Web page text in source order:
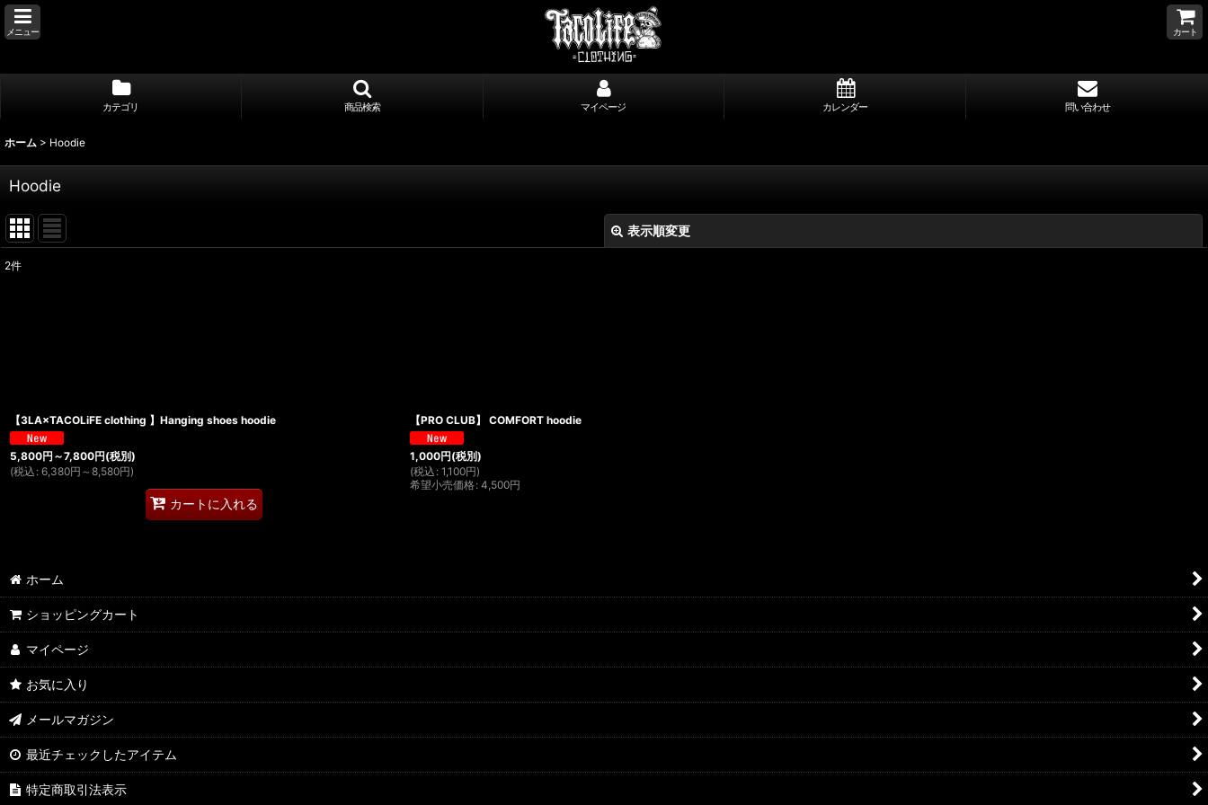
メニュー カート
カテゴリ 商品検索 マイページ カレンダー 問い合わせ
ホーム > Hoodie
Hoodie
表示順変更
2件
【3LA×TACOLiFE clothing 】Hanging shoes hoodie
5,800円 ～7,800円(税別)
(税込 : 6,380円 ～8,580円)
カートに入れる
【PRO CLUB】 COMFORT hoodie
1,000円(税別)
(税込 : 1,100円)
希望小売価格 : 4,500円
ホーム
ショッピングカート
マイページ
お気に入り
メールマガジン
最近チェックしたアイテム
特定商取引法表示